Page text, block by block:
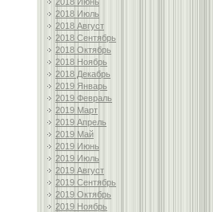
2018 Июль
2018 Август
2018 Сентябрь
2018 Октябрь
2018 Ноябрь
2018 Декабрь
2019 Январь
2019 Февраль
2019 Март
2019 Апрель
2019 Май
2019 Июнь
2019 Июль
2019 Август
2019 Сентябрь
2019 Октябрь
2019 Ноябрь